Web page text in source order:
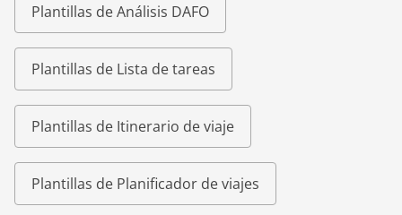
Plantillas de Análisis DAFO
Plantillas de Lista de tareas
Plantillas de Itinerario de viaje
Plantillas de Planificador de viajes